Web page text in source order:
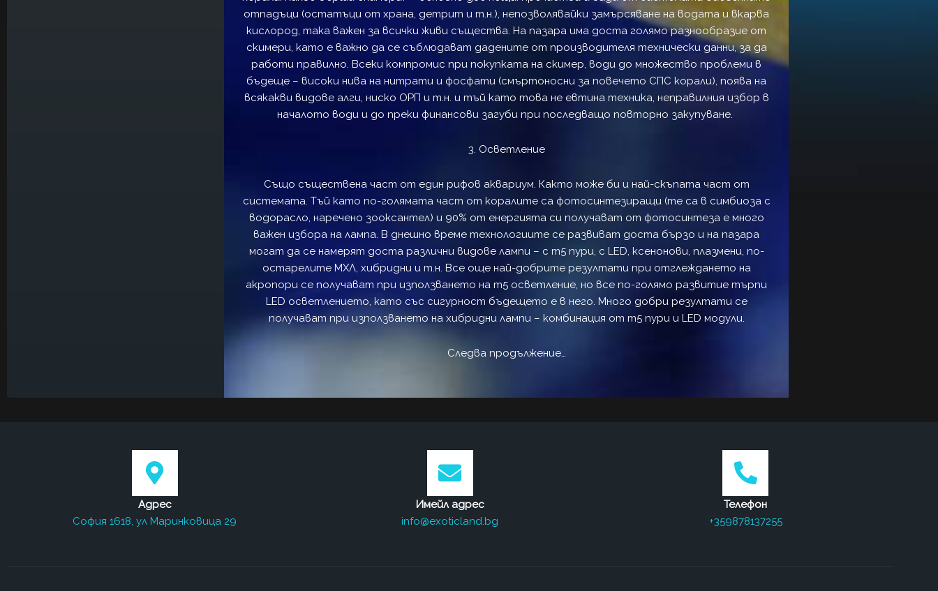
отпадъци (остатъци от храна, детрит и т.н.), непозволявайки замърсяване на водата и вкарва
кислород, така важен за всички живи същества. На пазара има доста голямо разнообразие от
скимери, като е важно да се съблюдават дадените от производителя технически данни, за да
работи правилно. Всеки компромис при покупката на скимер, води до множество проблеми в
бъдеще – високи нива на нитрати и фосфати (смъртоносни за повечето СПС корали), поява на
всякакви видове алги, ниско ОРП и т.н. и тъй като това не евтина техника, неправилния избор в
началото води и до преки финансови загуби при последващо повторно закупуване.
3. Осветление
Също съществена част от един рифов аквариум. Както може би и най-скъпата част от
системата. Тъй като по-голямата част от коралите са фотосинтезиращи (те са в симбиоза с
водорасло, наречено зооксантел) и 90% от енергията си получават от фотосинтеза е много
важен избора на лампа. В днешно време технологиите се развиват доста бързо и на пазара
могат да се намерят доста различни видове лампи – с т5 пури, с LED, ксенонови, плазмени, по-
остарелите МХЛ, хибридни и т.н. Все още най-добрите резултати при отглеждането на
акропори се получават при използването на т5 осветление, но все по-голямо развитие търпи
LED осветлението, като със сигурност бъдещето е в него. Много добри резултати се
получават при използването на хибридни лампи – комбинация от т5 пури и LED модули.
Следва продължение…
Адрес
София 1618, ул Маринковица 29
Имейл адрес
info@exoticland.bg
Телефон
+359878137255